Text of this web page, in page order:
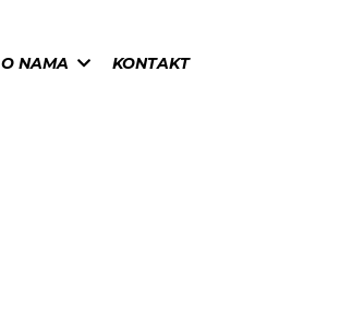
O NAMA KONTAKT